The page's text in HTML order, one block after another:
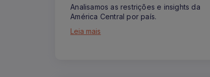
Analisamos as restrições e insights da
América Central por país.
Leia mais